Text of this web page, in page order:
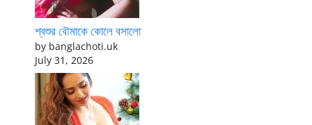
শ্বশুর বৌমাকে কোলে বসালো
by banglachoti.uk
July 31, 2026